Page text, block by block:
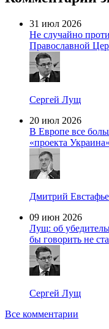
31 июл 2026
Не случайно
Православной
Сергей Лущ
20 июл 2026
В Европе все
«проекта Украина»
Дмитрий
09 июн 2026
Лущ: об
бы говорить не
Сергей Лущ
Все комментарии